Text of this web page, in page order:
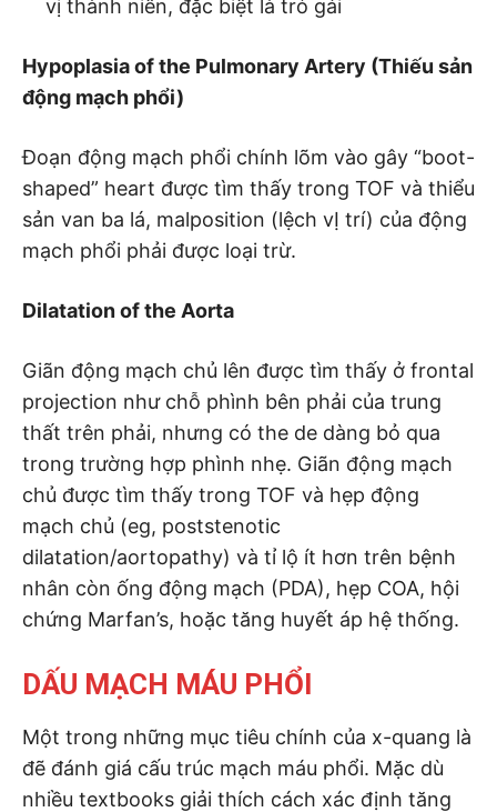
vị thành niên, đặc biệt là trỏ gái
Hypoplasia of the Pulmonary Artery (Thiếu sản
động mạch phổi)
Đoạn động mạch phổi chính lõm vào gây “boot-
shaped” heart được tìm thấy trong TOF và thiểu
sản van ba lá, malposition (lệch vỊ trí) của động
mạch phổi phải được loại trừ.
Dilatation of the Aorta
Giãn động mạch chủ lên được tìm thấy ở frontal
projection như chỗ phình bên phải của trung
thất trên phải, nhưng có the de dàng bỏ qua
trong trường hợp phình nhẹ. Giãn động mạch
chủ được tìm thấy trong TOF và hẹp động
mạch chủ (eg, poststenotic
dilatation/aortopathy) và tỉ lộ ít hơn trên bệnh
nhân còn ống động mạch (PDA), hẹp COA, hội
chứng Marfan’s, hoặc tăng huyết áp hệ thống.
DẤU MẠCH MÁU PHỔI
Một trong những mục tiêu chính của x-quang là
đẽ đánh giá cấu trúc mạch máu phổi. Mặc dù
nhiều textbooks giải thích cách xác định tăng